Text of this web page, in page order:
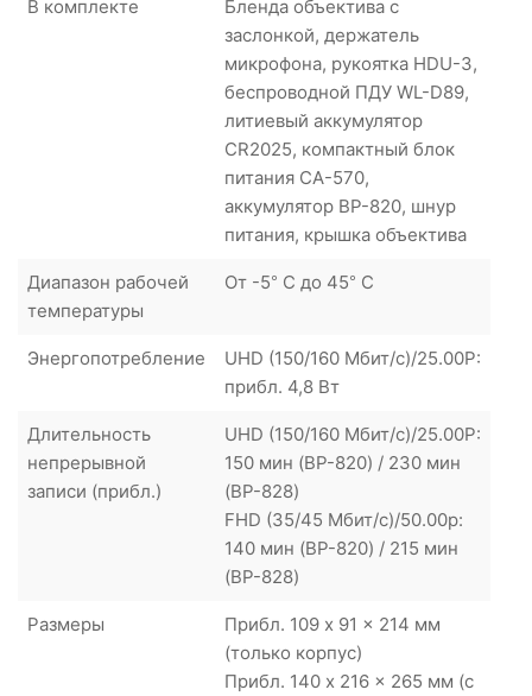
В комплекте
Бленда объектива с
заслонкой, держатель
микрофона, рукоятка HDU-3,
беспроводной ПДУ WL-D89,
литиевый аккумулятор
CR2025, компактный блок
питания CA-570,
аккумулятор BP-820, шнур
питания, крышка объектива
Диапазон рабочей
температуры
От -5° C до 45° C
Энергопотребление
UHD (150/160 Мбит/с)/25.00P:
прибл. 4,8 Вт
Длительность
непрерывной
записи (прибл.)
UHD (150/160 Мбит/с)/25.00P:
150 мин (BP-820) / 230 мин
(BP-828)
FHD (35/45 Мбит/с)/50.00p:
140 мин (BP-820) / 215 мин
(BP-828)
Размеры
Прибл. 109 x 91 x 214 мм
(только корпус)
Прибл. 140 x 216 x 265 мм (с